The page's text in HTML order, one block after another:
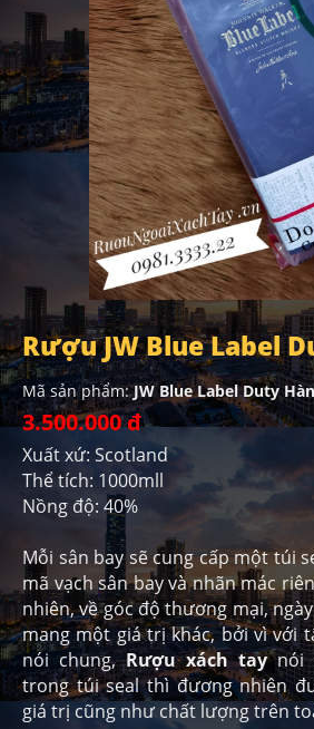
Rượu JW Blue Label
Mã sản phẩm:JW Blue Label Duty Hàn
3.500.000 đ
Xuất xứ: Scotland
Thể tích: 1000mll
Nồng độ: 40%
Mỗi sân bay sẽ cung cấp một túi
mã vạch sân bay và nhãn mác
nhiên, về góc độ thương mại,
mang một giá trị khác, bởi vì với
nói chung,Rượu xách taynói
trong túi seal thì đương nhiên
giá trị cũng như chất lượng trên